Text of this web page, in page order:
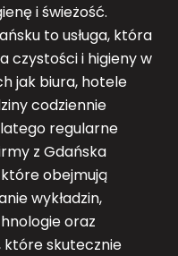
i świeżość.
to usługa, która
czystości i higieny w
jak biura, hotele
codziennie
regularne
z Gdańska
obejmują
wykładzin,
oraz
które skutecznie